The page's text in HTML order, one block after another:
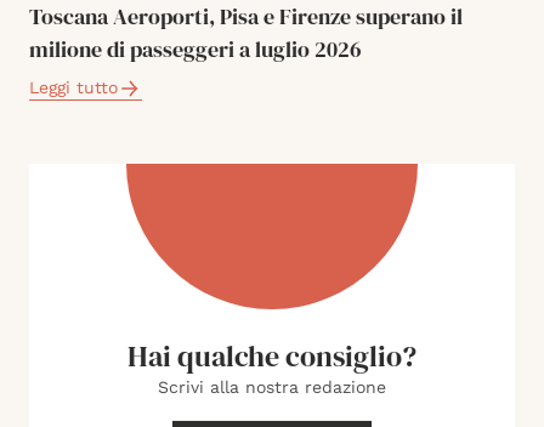
Toscana Aeroporti, Pisa e Firenze superano il
milione di passeggeri a luglio 2026
Leggi tutto
Hai qualche consiglio?
Scrivi alla nostra redazione